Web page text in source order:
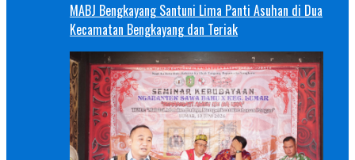
MABJ Bengkayang Santuni Lima Panti Asuhan di Dua
Kecamatan Bengkayang dan Teriak